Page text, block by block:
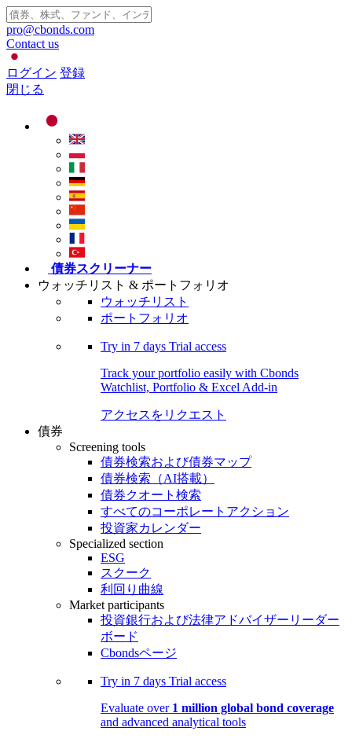
pro@cbonds.com
Contact us
ログイン 登録
閉じる
債券スクリーナー
ウォッチリスト & ポートフォリオ
ウォッチリスト
ポートフォリオ
Try in 7 days Trial access
Track your portfolio easily with Cbonds
Watchlist, Portfolio & Excel Add-in
アクセスをリクエスト
債券
Screening tools
債券検索および債券マップ
債券検索（AI搭載）
債券クオート検索
すべてのコーポレートアクション
投資家カレンダー
Specialized section
ESG
スクーク
利回り曲線
Market participants
投資銀行および法律アドバイザーリーダー
ボード
Cbondsページ
Try in 7 days Trial access
Evaluate over 1 million global bond coverage
and advanced analytical tools